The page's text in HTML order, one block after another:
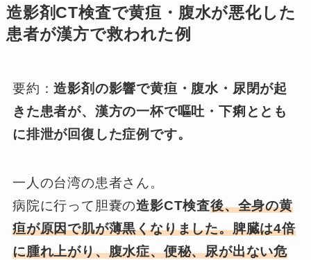
造影剤CT検査で黄疸・腹水が悪化した
患者が漢方で救われた例
要約：造影剤の影響で黄疸・腹水・尿閉が起
きた患者が、漢方の一杯で嘔吐・下痢ととも
に排泄が回復した症例です。
一人の台湾の患者さん。
病院に行って胆嚢の造影CT検査後、全身の黄
疸が原因で肌が薄黒くなりました。脾臓は4倍
に腫れ上がり、腹水症、便秘、尿が出ない危